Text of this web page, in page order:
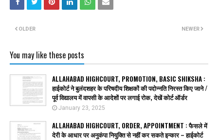
NEWER
OLDER
You may like these posts
ALLAHABAD HIGHCOURT, PROMOTION, BASIC SHIKSHA :
हाईकोर्ट ने बुलंदशहर के परिषदीय शिक्षकों की पदोन्नति निरस्त किए जाने /
पूर्व विद्यालय में वापसी के आदेशों पर लगाई रोक, देखें कोर्ट ऑर्डर
January 23, 2025
ALLAHABAD HIGHCOURT, ORDER, APPOINTMENT : फैसले में
देरी के आधार पर अनुकंपा नियुक्ति से नहीं कर सकते इन्कार – हाईकोर्ट